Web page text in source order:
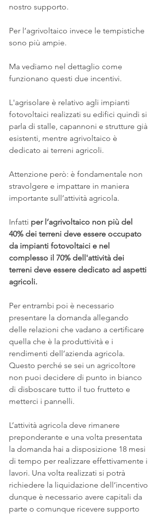
nostro supporto.
Per l’agrivoltaico invece le tempistiche
sono più ampie.
Ma vediamo nel dettaglio come
funzionano questi due incentivi.
L'agrisolare è relativo agli impianti
fotovoltaici realizzati su edifici quindi si
parla di stalle, capannoni e strutture già
esistenti, mentre agrivoltaico è
dedicato ai terreni agricoli.
Attenzione però: è fondamentale non
stravolgere e impattare in maniera
importante sull’attività agricola.
Infatti per l’agrivoltaico non più del
40% dei terreni deve essere occupato
da impianti fotovoltaici e nel
complesso il 70% dell'attività dei
terreni deve essere dedicato ad aspetti
agricoli.
Per entrambi poi è necessario
presentare la domanda allegando
delle relazioni che vadano a certificare
quella che è la produttività e i
rendimenti dell’azienda agricola.
Questo perché se sei un agricoltore
non puoi decidere di punto in bianco
di disboscare tutto il tuo frutteto e
metterci i pannelli.
L’attività agricola deve rimanere
preponderante e una volta presentata
la domanda hai a disposizione 18 mesi
di tempo per realizzare effettivamente i
lavori. Una volta realizzati si potrà
richiedere la liquidazione dell’incentivo
dunque è necessario avere capitali da
parte o comunque ricevere supporto